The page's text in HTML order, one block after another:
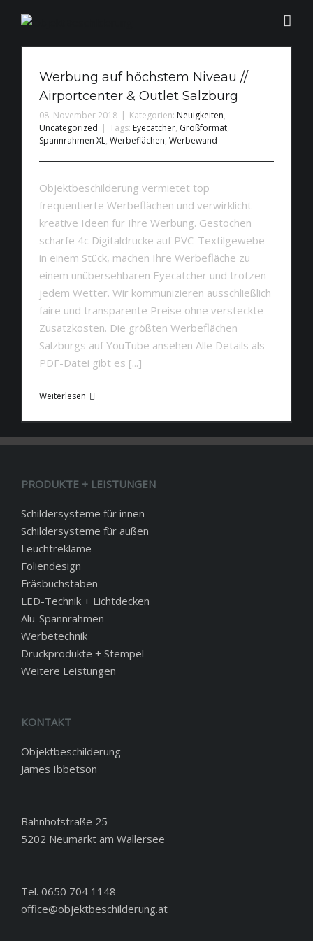
Werbung auf höchstem Niveau //
Airportcenter & Outlet Salzburg
Werbung auf höchstem Niveau //
Airportcenter & Outlet Salzburg
08. November 2018 | Kategorien: Neuigkeiten,
Uncategorized | Tags: Eyecatcher, Großformat,
Spannrahmen XL, Werbeflächen, Werbewand
Objektbeschilderung vermietet top
frequentierte Werbeflächen und verwirklicht
kreative Ideen für Ihre Werbung. Gestochen
scharfe 4c Digitaldrucke auf PVC-Textilgewebe
in einem Stück, machen Ihre Werbefläche zu
einem unübersehbaren Eyecatcher und trotzen
jedem Wetter. Wir kommunizieren ausschließlich
faire und transparente Preise ohne versteckte
Zusatzkosten. Die größten Werbeflächen
Salzburgs auf YouTube ansehen Alle Details als
PDF-Datei gibt es [...]
Weiterlesen
PRODUKTE + LEISTUNGEN
Schildersysteme für innen
Schildersysteme für außen
Leuchtreklame
Foliendesign
Fräsbuchstaben
LED-Technik + Lichtdecken
Alu-Spannrahmen
Werbetechnik
Druckprodukte + Stempel
Weitere Leistungen
KONTAKT
Objektbeschilderung
James Ibbetson
Bahnhofstraße 25
5202 Neumarkt am Wallersee
Tel. 0650 704 1148
office@objektbeschilderung.at